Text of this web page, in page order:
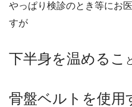
やっぱり検診のとき等にお
すが
下半身を温めるこ
骨盤ベルトを使用